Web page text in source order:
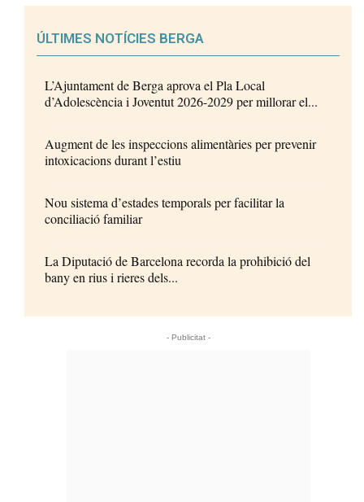
ÚLTIMES NOTÍCIES BERGA
L’Ajuntament de Berga aprova el Pla Local
d’Adolescència i Joventut 2026-2029 per millorar el...
Augment de les inspeccions alimentàries per prevenir
intoxicacions durant l’estiu
Nou sistema d’estades temporals per facilitar la
conciliació familiar
La Diputació de Barcelona recorda la prohibició del
bany en rius i rieres dels...
- Publicitat -